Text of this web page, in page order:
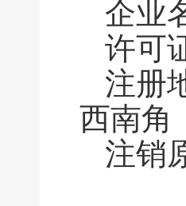
企业
许可
注册
西南角
注销